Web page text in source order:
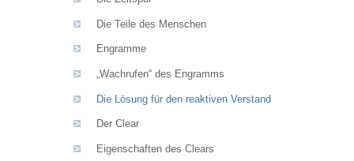
Die Teile des Menschen
Engramme
„Wachrufen“ des Engramms
Die Lösung für den reaktiven Verstand
Der Clear
Eigenschaften des Clears